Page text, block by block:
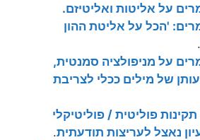
על אליטות ואליטיזם.
'הכל על אליטת ההון
.
על מניפולציה סמנטית,
של מילים ככלי לצריבת
פוליטית / פוליטיקלי
נאצל לעריצות תודעתית.